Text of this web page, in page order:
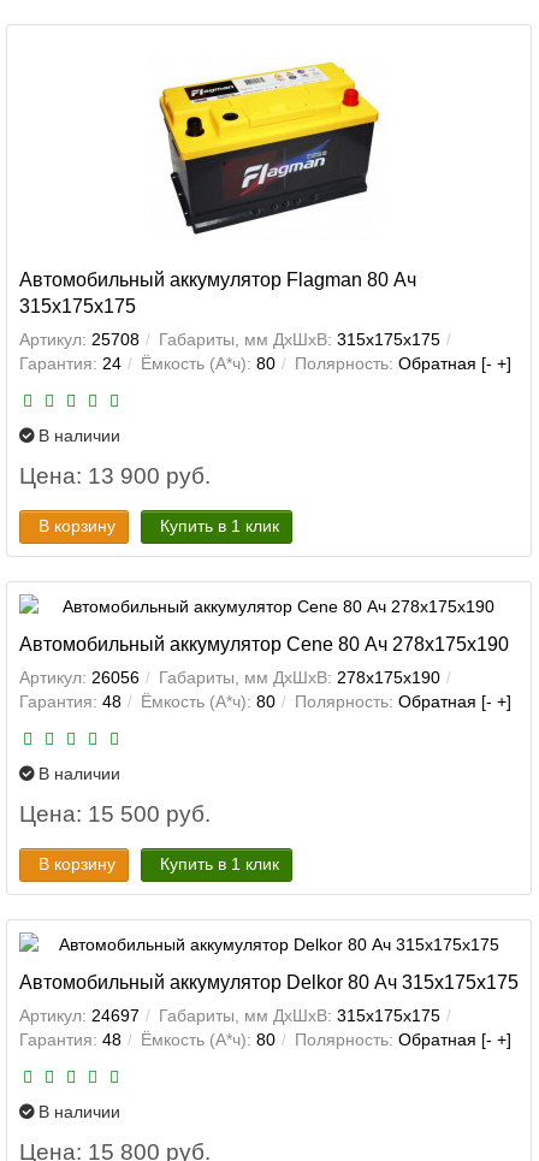
Автомобильный аккумулятор Flagman 80 Ач
315x175x175
Артикул: 25708 Габариты, мм ДхШхВ: 315x175x175
Гарантия: 24 Ёмкость (А*ч): 80 Полярность: Обратная [- +]
В наличии
Цена: 13 900 руб.
В корзину Купить в 1 клик
Автомобильный аккумулятор Cene 80 Ач 278x175x190
Артикул: 26056 Габариты, мм ДхШхВ: 278x175x190
Гарантия: 48 Ёмкость (А*ч): 80 Полярность: Обратная [- +]
В наличии
Цена: 15 500 руб.
В корзину Купить в 1 клик
Автомобильный аккумулятор Delkor 80 Ач 315x175x175
Артикул: 24697 Габариты, мм ДхШхВ: 315x175x175
Гарантия: 48 Ёмкость (А*ч): 80 Полярность: Обратная [- +]
В наличии
Цена: 15 800 руб.